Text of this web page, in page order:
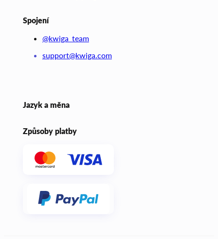
Spojení
@kwiga_team
support@kwiga.com
Jazyk a měna
Způsoby platby